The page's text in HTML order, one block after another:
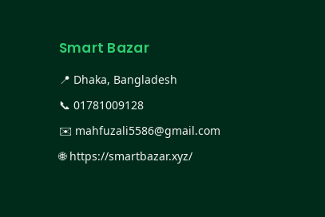
Smart Bazar
📍 Dhaka, Bangladesh
📞 01781009128
✉️ mahfuzali5586@gmail.com
🌐 https://smartbazar.xyz/